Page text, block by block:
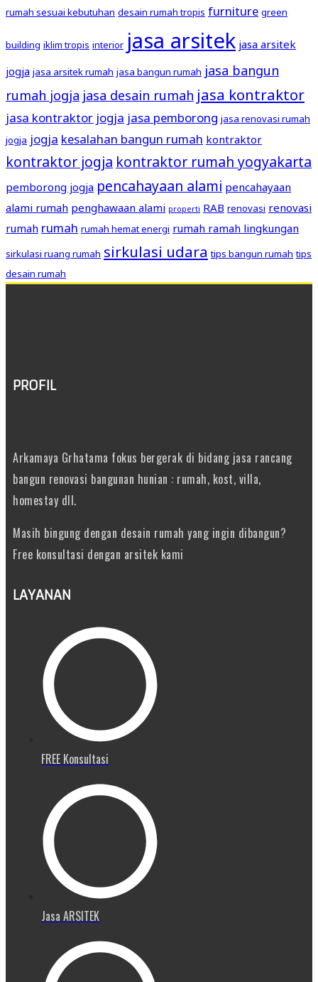
rumah sesuai kebutuhan desain rumah tropis furniture green
building iklim tropis interior jasa arsitek jasa arsitek
jogja jasa arsitek rumah jasa bangun rumah jasa bangun
rumah jogja jasa desain rumah jasa kontraktor
jasa kontraktor jogja jasa pemborong jasa renovasi rumah
jogja jogja kesalahan bangun rumah kontraktor
kontraktor jogja kontraktor rumah yogyakarta
pemborong jogja pencahayaan alami pencahayaan
alami rumah penghawaan alami properti RAB renovasi renovasi
rumah rumah rumah hemat energi rumah ramah lingkungan
sirkulasi ruang rumah sirkulasi udara tips bangun rumah tips
desain rumah
PROFIL
Arkamaya Grhatama fokus bergerak di bidang jasa rancang
bangun renovasi bangunan hunian : rumah, kost, villa,
homestay dll.
Masih bingung dengan desain rumah yang ingin dibangun?
Free konsultasi dengan arsitek kami
LAYANAN
FREE Konsultasi
Jasa ARSITEK